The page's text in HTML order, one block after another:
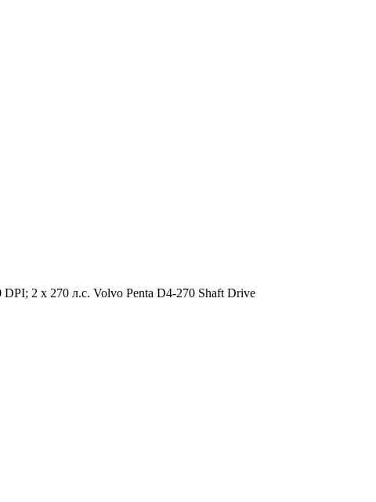
2 x 270 л.с. Volvo Penta D4-270 Shaft Drive